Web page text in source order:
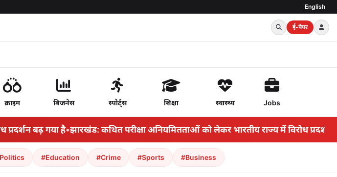
English
ई-पेपर
क्राइम बिजनेस स्पोर्ट्स शिक्षा स्वास्थ्य Jobs
बढ़ गया है•झारखंड: कथित परीक्षा अनियमितताओं को लेकर भारतीय राज्य में विरोध प्रदर्शन बढ़
#Education #Crime #Sports #Business